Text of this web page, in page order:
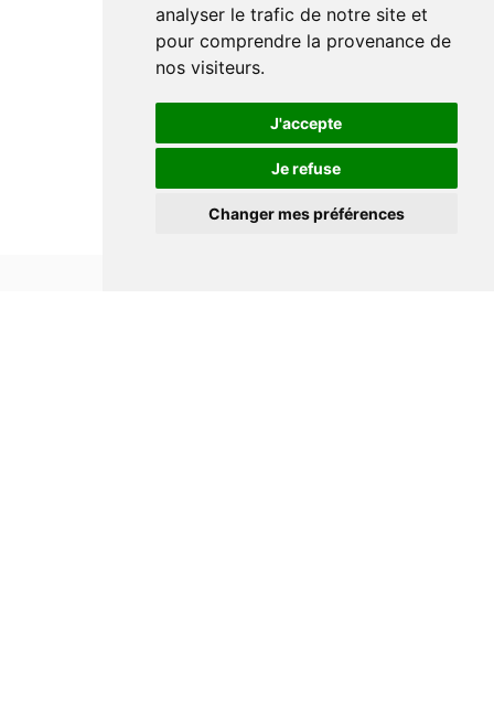
analyser le trafic de notre site et
pour comprendre la provenance de
nos visiteurs.
J'accepte
Je refuse
Changer mes préférences